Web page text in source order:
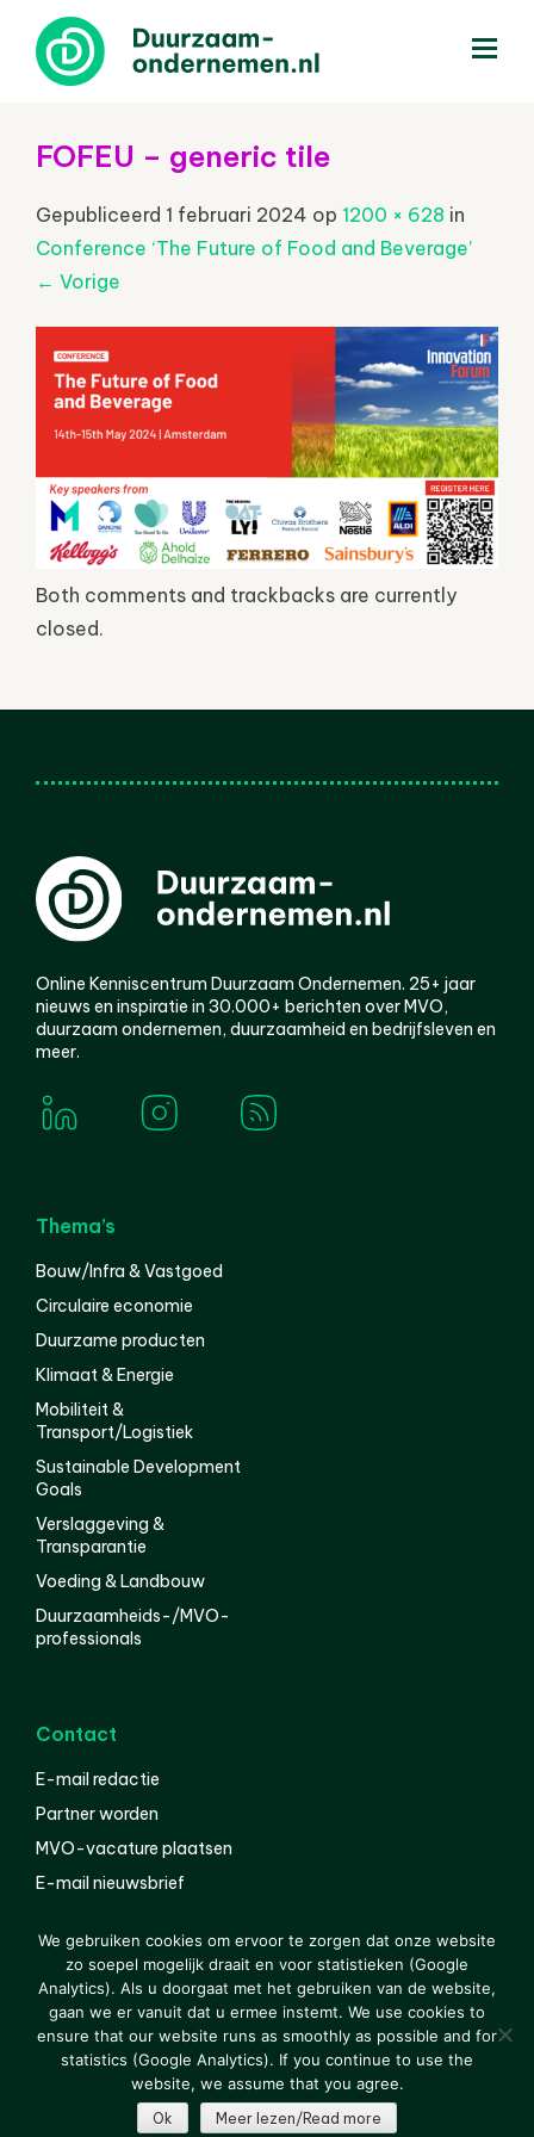
FOFEU – generic tile
Gepubliceerd 1 februari 2024 op 1200 × 628 in
Conference ‘The Future of Food and Beverage’
← Vorige
Both comments and trackbacks are currently
closed.
Online Kenniscentrum Duurzaam Ondernemen. 25+ jaar
nieuws en inspiratie in 30.000+ berichten over MVO,
duurzaam ondernemen, duurzaamheid en bedrijfsleven en
meer.
Thema’s
Bouw/Infra & Vastgoed
Circulaire economie
Duurzame producten
Klimaat & Energie
Mobiliteit &
Transport/Logistiek
Sustainable Development
Goals
Verslaggeving &
Transparantie
Voeding & Landbouw
Duurzaamheids-/MVO-
professionals
Contact
E-mail redactie
Partner worden
MVO-vacature plaatsen
E-mail nieuwsbrief
© 2000-2026 Van der Molen EIS Colofon
Disclaimer
Privacy
We gebruiken cookies om ervoor te zorgen dat onze website
zo soepel mogelijk draait en voor statistieken (Google
Analytics). Als u doorgaat met het gebruiken van de website,
gaan we er vanuit dat u ermee instemt. We use cookies to
ensure that our website runs as smoothly as possible and for
statistics (Google Analytics). If you continue to use the
website, we assume that you agree.
Ok Meer lezen/Read more